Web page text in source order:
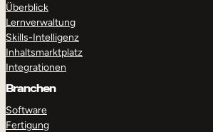
Überblick
Lernverwaltung
Skills-Intelligenz
Inhaltsmarktplatz
Integrationen
Branchen
Software
Fertigung